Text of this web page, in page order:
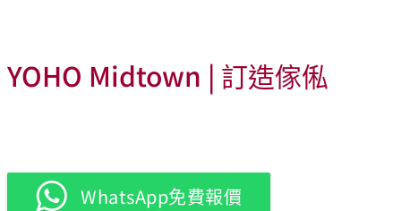
YOHO Midtown | 訂造傢俬
WhatsApp免費報價